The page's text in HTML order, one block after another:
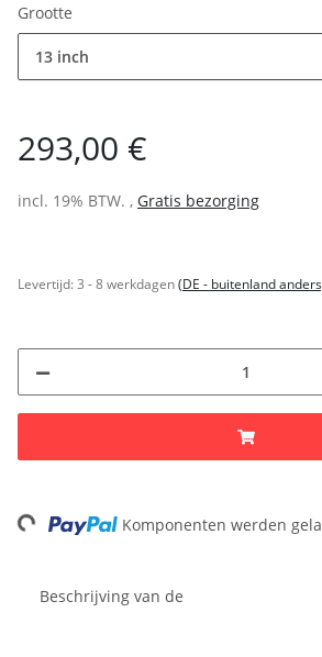
Grootte
13 inch
293,00 €
incl. 19% BTW. , Gratis bezorging
Levertijd:3 - 8 werkdagen(DE - buitenland
Komponenten werden
Beschrijving van de